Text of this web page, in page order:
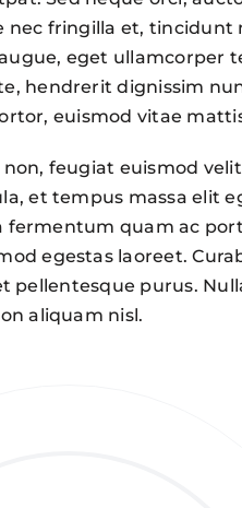
nec fringilla et, tincidunt
, eget ullamcorper
hendrerit dignissim
euismod vitae
feugiat euismod
et tempus massa elit
quam ac
egestas laoreet.
pellentesque purus.
aliquam nisl.